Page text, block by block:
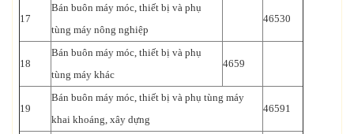
17
Bán buôn máy móc, thiết bị và phụ
tùng máy nông nghiệp
46530
18
Bán buôn máy móc, thiết bị và phụ
tùng máy khác
4659
19
Bán buôn máy móc, thiết bị và phụ tùng máy
khai khoáng, xây dựng
46591